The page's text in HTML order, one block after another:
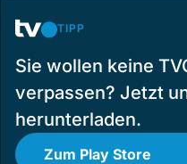
TIPP
Sie wollen keine
verpassen? Jetzt
herunterladen.
Zum Play Store